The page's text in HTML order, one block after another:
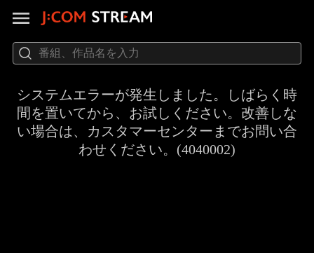
システムエラーが発生しました。しばらく時
間を置いてから、お試しください。改善しな
い場合は、カスタマーセンターまでお問い合
わせください。(4040002)